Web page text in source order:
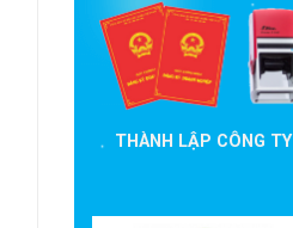
THÀNH LẬP CÔNG TY